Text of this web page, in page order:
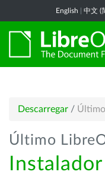
English 中文 (
Descarregar /
Último